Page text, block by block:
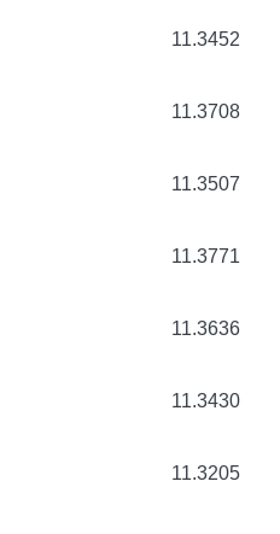
11.3452
11.3708
11.3507
11.3771
11.3636
11.3430
11.3205